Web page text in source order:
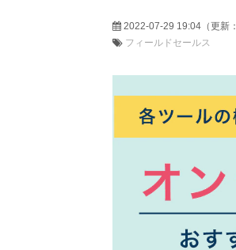
2022-07-29 19:04 （更新：
フィールドセールス